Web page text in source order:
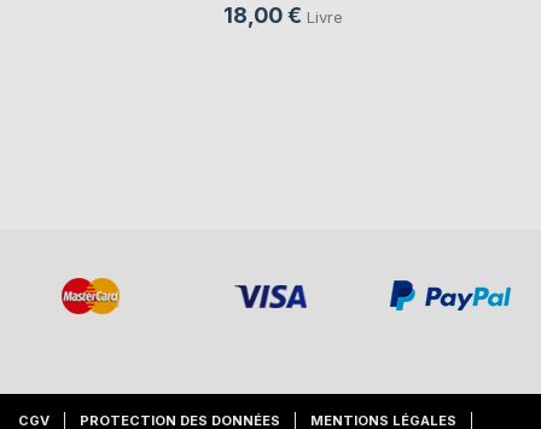
18,00 € Livre
CGV PROTECTION DES DONNÉES MENTIONS LÉGALES